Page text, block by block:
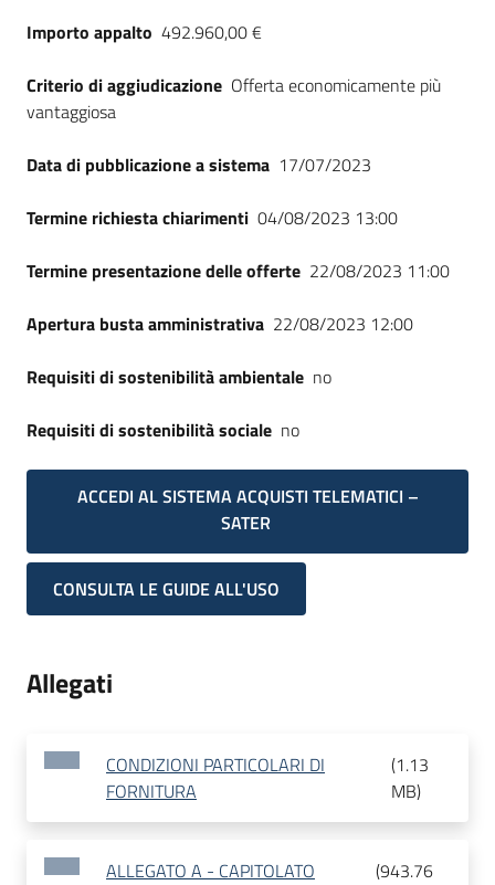
Importo appalto 492.960,00 €
Criterio di aggiudicazione Offerta economicamente più
vantaggiosa
Data di pubblicazione a sistema 17/07/2023
Termine richiesta chiarimenti 04/08/2023 13:00
Termine presentazione delle offerte 22/08/2023 11:00
Apertura busta amministrativa 22/08/2023 12:00
Requisiti di sostenibilità ambientale no
Requisiti di sostenibilità sociale no
ACCEDI AL SISTEMA ACQUISTI TELEMATICI –
SATER
CONSULTA LE GUIDE ALL'USO
Allegati
CONDIZIONI PARTICOLARI DI
FORNITURA
(1.13
MB)
ALLEGATO A - CAPITOLATO
(943.76